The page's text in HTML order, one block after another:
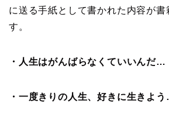
に送る手紙として書かれた内容が書
す。
・人生はがんばらなくていいんだ…
・一度きりの人生、好きに生きよ